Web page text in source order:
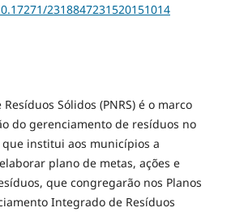
2318847231520151014
Sólidos (PNRS) é o marco
do gerenciamento de resíduos no
que institui aos municípios a
plano de metas, ações e
que congregarão nos Planos
Integrado de Resíduos